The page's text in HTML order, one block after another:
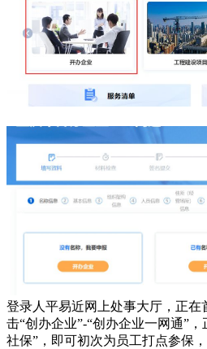
登录人平易近网上处事大厅，正在
击“创办企业”-“创办企业一网通”
社保”，即可初次为员工打点参保